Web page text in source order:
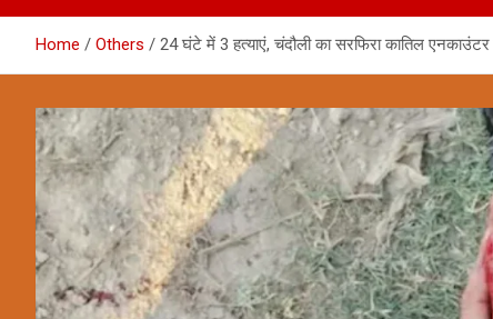
Home Others 24 घंटे में 3 हत्याएं, चंदौली का सरफिरा कातिल